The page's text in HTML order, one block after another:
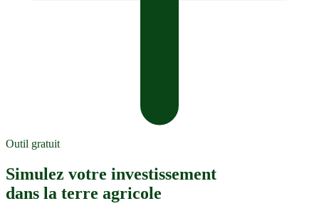
Outil gratuit
Simulez votre investissement
dans la terre agricole